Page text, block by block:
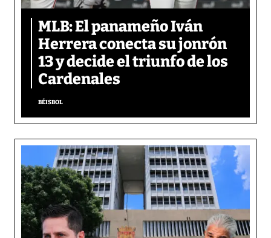
MLB: El panameño Iván
Herrera conecta su jonrón
13 y decide el triunfo de los
Cardenales
BÉISBOL